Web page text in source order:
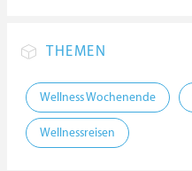
THEMEN
Wellness Wochenende
Wellnessreisen